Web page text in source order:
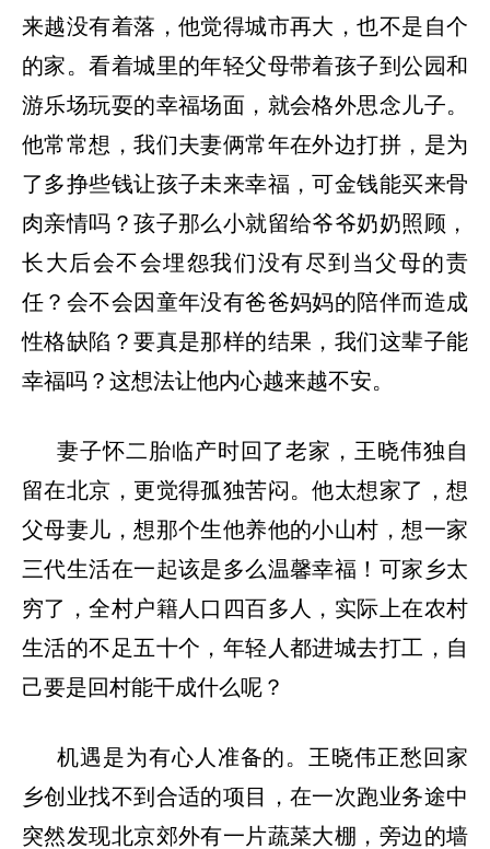
来越没有着落，他觉得城市再大，也不是自个
的家。看着城里的年轻父母带着孩子到公园和
游乐场玩耍的幸福场面，就会格外思念儿子。
他常常想，我们夫妻俩常年在外边打拼，是为
了多挣些钱让孩子未来幸福，可金钱能买来骨
肉亲情吗？孩子那么小就留给爷爷奶奶照顾，
长大后会不会埋怨我们没有尽到当父母的责
任？会不会因童年没有爸爸妈妈的陪伴而造成
性格缺陷？要真是那样的结果，我们这辈子能
幸福吗？这想法让他内心越来越不安。
妻子怀二胎临产时回了老家，王晓伟独自
留在北京，更觉得孤独苦闷。他太想家了，想
父母妻儿，想那个生他养他的小山村，想一家
三代生活在一起该是多么温馨幸福！可家乡太
穷了，全村户籍人口四百多人，实际上在农村
生活的不足五十个，年轻人都进城去打工，自
己要是回村能干成什么呢？
机遇是为有心人准备的。王晓伟正愁回家
乡创业找不到合适的项目，在一次跑业务途中
突然发现北京郊外有一片蔬菜大棚，旁边的墙